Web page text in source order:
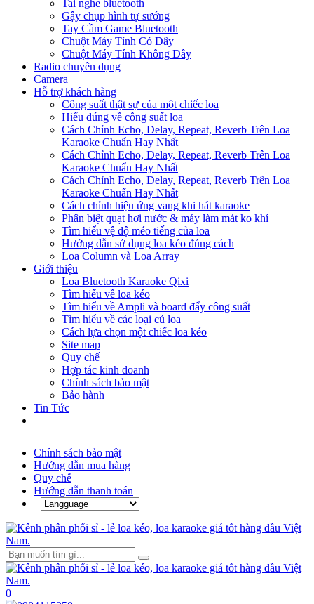
Tai nghe bluetooth
Gậy chụp hình tự sướng
Tay Cầm Game Bluetooth
Chuột Máy Tính Có Dây
Chuột Máy Tính Không Dây
Radio chuyên dụng
Camera
Hỗ trợ khách hàng
Công suất thật sự của một chiếc loa
Hiểu đúng về công suất loa
Cách Chỉnh Echo, Delay, Repeat, Reverb Trên Loa
Karaoke Chuẩn Hay Nhất
Cách Chỉnh Echo, Delay, Repeat, Reverb Trên Loa
Karaoke Chuẩn Hay Nhất
Cách Chỉnh Echo, Delay, Repeat, Reverb Trên Loa
Karaoke Chuẩn Hay Nhất
Cách chỉnh hiệu ứng vang khi hát karaoke
Phân biệt quạt hơi nước & máy làm mát ko khí
Tìm hiểu vệ độ méo tiếng của loa
Hướng dẫn sử dụng loa kéo đúng cách
Loa Column và Loa Array
Giới thiệu
Loa Bluetooth Karaoke Qixi
Tìm hiểu về loa kéo
Tìm hiểu về Ampli và board đẩy công suất
Tìm hiểu về các loại củ loa
Cách lựa chọn một chiếc loa kéo
Site map
Quy chế
Hợp tác kinh doanh
Chính sách bảo mật
Bảo hành
Tin Tức
Chính sách bảo mật
Hướng dẫn mua hàng
Quy chế
Hướng dẫn thanh toán
0